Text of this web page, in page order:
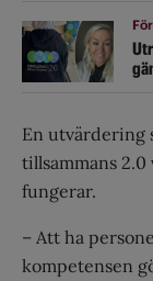
En utvärdering
tillsammans
fungerar.
– Att ha
kompetensen